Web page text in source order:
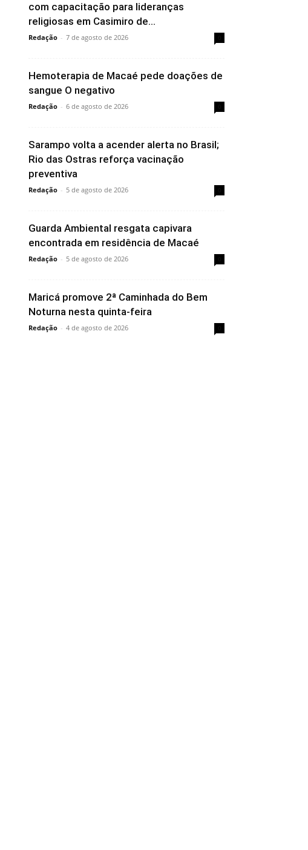
com capacitação para lideranças
religiosas em Casimiro de...
Redação - 7 de agosto de 2026
Hemoterapia de Macaé pede doações de
sangue O negativo
Redação - 6 de agosto de 2026
Sarampo volta a acender alerta no Brasil;
Rio das Ostras reforça vacinação
preventiva
Redação - 5 de agosto de 2026
Guarda Ambiental resgata capivara
encontrada em residência de Macaé
Redação - 5 de agosto de 2026
Maricá promove 2ª Caminhada do Bem
Noturna nesta quinta-feira
Redação - 4 de agosto de 2026